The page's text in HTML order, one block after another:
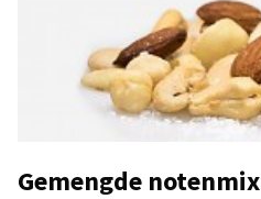
Gemengde notenmix